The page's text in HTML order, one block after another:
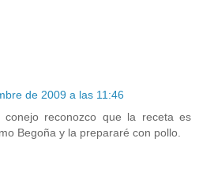
de 2009 a las 11:46
reconozco que la receta es
Begoña y la prepararé con pollo.